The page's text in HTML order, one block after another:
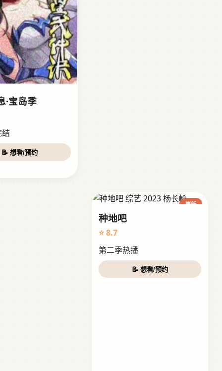
·宝岛季
📝 想看/预约
更新
种地吧
⭐ 8.7
第二季热播
📝 想看/预约